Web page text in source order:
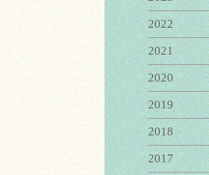
2022
2021
2020
2019
2018
2017